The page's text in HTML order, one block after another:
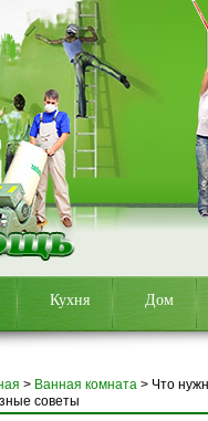
Кухня Дом
> Ванная комната > Что
советы